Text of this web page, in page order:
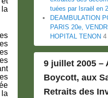
tuées par Israël en
DEAMBULATION
PARIS 20e,
HOPITAL TENON 4
9 juillet 2005 –
Boycott, aux
Retraits des